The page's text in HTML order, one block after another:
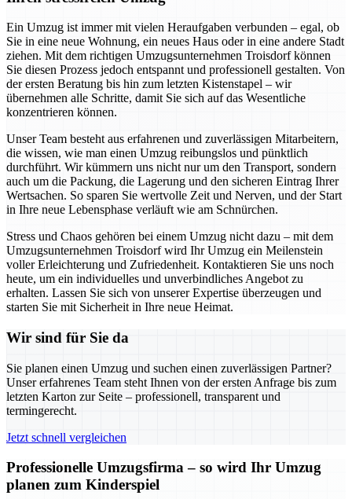
Ein Umzug ist immer mit vielen Heraufgaben verbunden – egal, ob
Sie in eine neue Wohnung, ein neues Haus oder in eine andere Stadt
ziehen. Mit dem richtigen Umzugsunternehmen Troisdorf können
Sie diesen Prozess jedoch entspannt und professionell gestalten. Von
der ersten Beratung bis hin zum letzten Kistenstapel – wir
übernehmen alle Schritte, damit Sie sich auf das Wesentliche
konzentrieren können.
Unser Team besteht aus erfahrenen und zuverlässigen Mitarbeitern,
die wissen, wie man einen Umzug reibungslos und pünktlich
durchführt. Wir kümmern uns nicht nur um den Transport, sondern
auch um die Packung, die Lagerung und den sicheren Eintrag Ihrer
Wertsachen. So sparen Sie wertvolle Zeit und Nerven, und der Start
in Ihre neue Lebensphase verläuft wie am Schnürchen.
Stress und Chaos gehören bei einem Umzug nicht dazu – mit dem
Umzugsunternehmen Troisdorf wird Ihr Umzug ein Meilenstein
voller Erleichterung und Zufriedenheit. Kontaktieren Sie uns noch
heute, um ein individuelles und unverbindliches Angebot zu
erhalten. Lassen Sie sich von unserer Expertise überzeugen und
starten Sie mit Sicherheit in Ihre neue Heimat.
Wir sind für Sie da
Sie planen einen Umzug und suchen einen zuverlässigen Partner?
Unser erfahrenes Team steht Ihnen von der ersten Anfrage bis zum
letzten Karton zur Seite – professionell, transparent und
termingerecht.
Jetzt schnell vergleichen
Professionelle Umzugsfirma – so wird Ihr Umzug
planen zum Kinderspiel